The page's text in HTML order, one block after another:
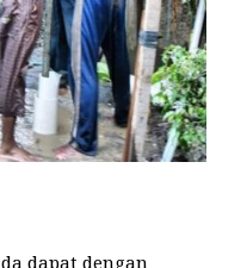
dapat dengan